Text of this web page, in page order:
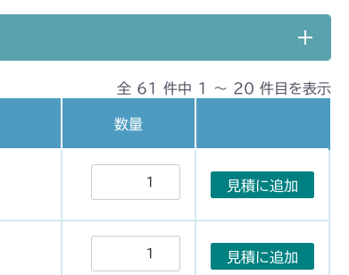
全 61 件中 1 〜 20 件目を表示
数量
見積に追加
見積に追加